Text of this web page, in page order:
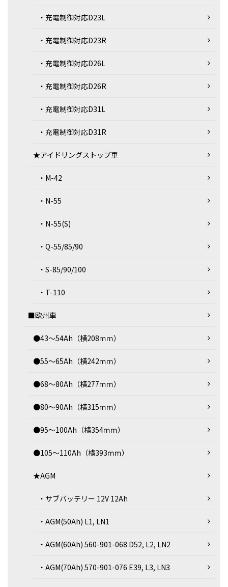
・充電制御対応D23L
・充電制御対応D23R
・充電制御対応D26L
・充電制御対応D26R
・充電制御対応D31L
・充電制御対応D31R
★アイドリングストップ車
・M-42
・N-55
・N-55(S)
・Q-55/85/90
・S-85/90/100
・T-110
■欧州車
●43～54Ah（横208ｍｍ）
●55～65Ah（横242ｍｍ）
●68～80Ah（横277ｍｍ）
●80～90Ah（横315ｍｍ）
●95～100Ah（横354ｍｍ）
●105～110Ah（横393ｍｍ）
★AGM
・サブバッテリー 12V 12Ah
・AGM(50Ah) L1, LN1
・AGM(60Ah) 560-901-068 D52, L2, LN2
・AGM(70Ah) 570-901-076 E39, L3, LN3